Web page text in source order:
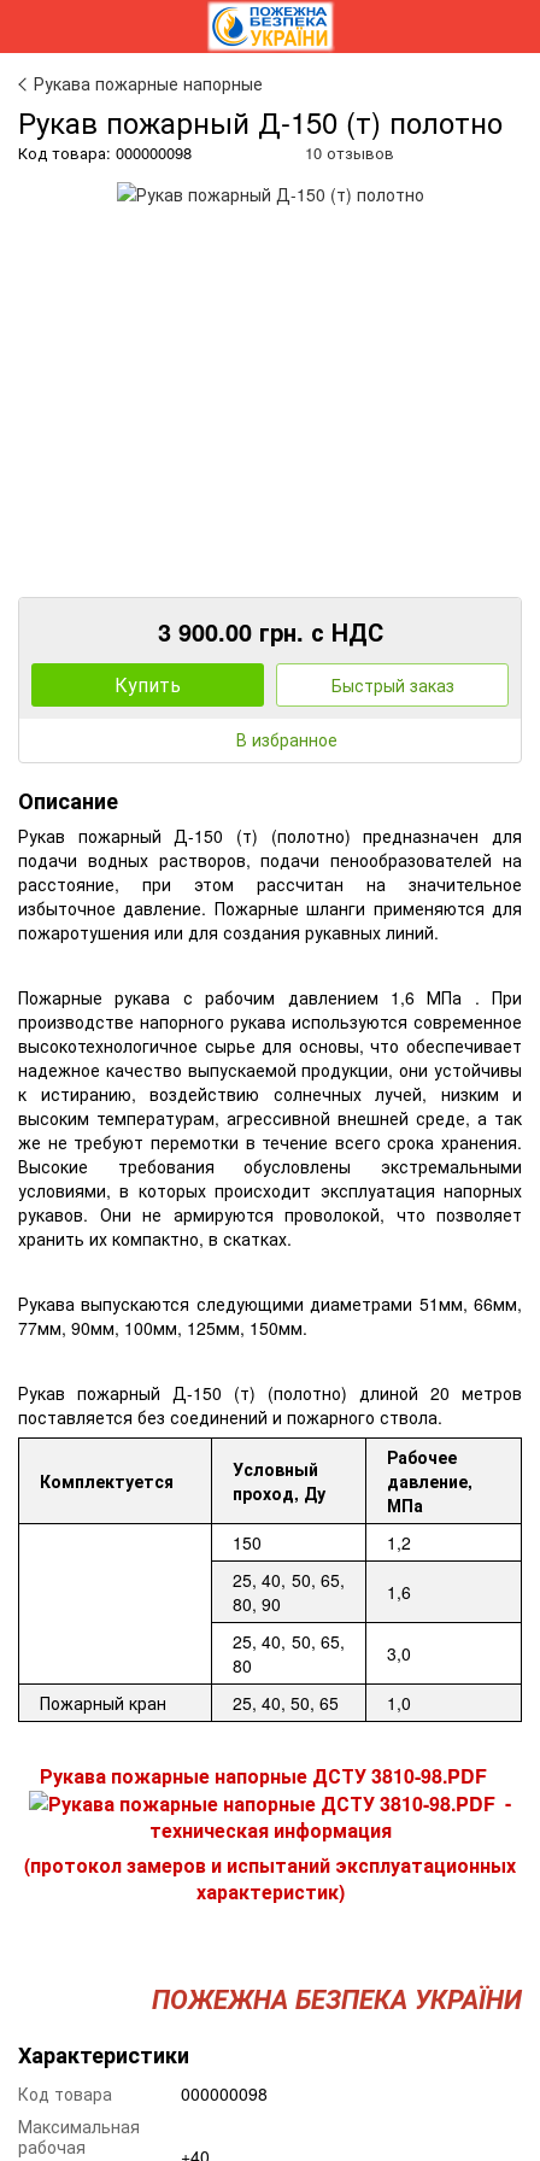
Рукава пожарные напорные
Рукав пожарный Д-150 (т) полотно
Код товара: 000000098 10 отзывов
3 900.00 грн. с НДС
Купить Быстрый заказ
В избранное
Описание
Рукав пожарный Д-150 (т) (полотно) предназначен для
подачи водных растворов, подачи пенообразователей на
расстояние, при этом рассчитан на значительное
избыточное давление. Пожарные шланги применяются для
пожаротушения или для создания рукавных линий.
Пожарные рукава с рабочим давлением 1,6 МПа . При
производстве напорного рукава используются современное
высокотехнологичное сырье для основы, что обеспечивает
надежное качество выпускаемой продукции, они устойчивы
к истиранию, воздействию солнечных лучей, низким и
высоким температурам, агрессивной внешней среде, а так
же не требуют перемотки в течение всего срока хранения.
Высокие требования обусловлены экстремальными
условиями, в которых происходит эксплуатация напорных
рукавов. Они не армируются проволокой, что позволяет
хранить их компактно, в скатках.
Рукава выпускаются следующими диаметрами 51мм, 66мм,
77мм, 90мм, 100мм, 125мм, 150мм.
Рукав пожарный Д-150 (т) (полотно) длиной 20 метров
поставляется без соединений и пожарного ствола.
Комплектуется
Условный
проход, Ду
Рабочее
давление,
МПа
150
1,2
25, 40, 50, 65,
80, 90
1,6
25, 40, 50, 65,
80
3,0
Пожарный кран 25, 40, 50, 65 1,0
Рукава пожарные напорные ДСТУ 3810-98.PDF
-
техническая информация
(протокол замеров и испытаний эксплуатационных
характеристик)
ПОЖЕЖНА БЕЗПЕКА УКРАЇНИ
Характеристики
Код товара
000000098
Максимальная
рабочая